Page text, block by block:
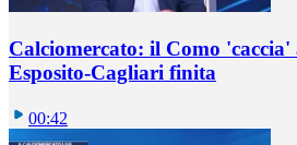
Calciomercato: il Como
Esposito-Cagliari finita
00:42